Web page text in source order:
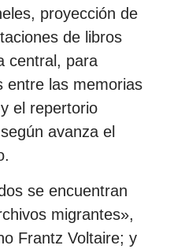
proyección de
de libros
central, para
entre las memorias
el repertorio
avanza el
se encuentran
migrantes»,
Frantz Voltaire; y